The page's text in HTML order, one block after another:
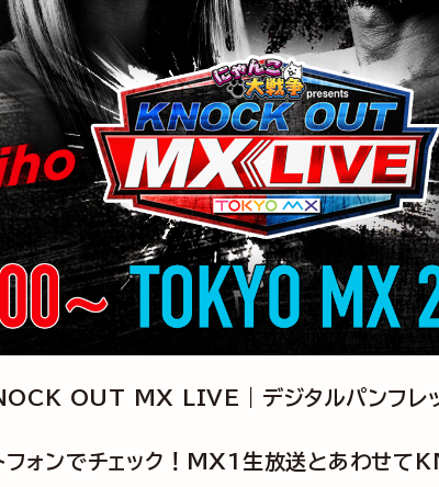
OUT MX LIVE｜デジタルパンフレッ
フォンでチェック！MX1生放送とあわせ